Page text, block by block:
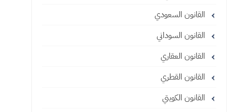
القانون السعودي
القانون السوداني
القانون العقاري
القانون القطري
القانون الكويتي